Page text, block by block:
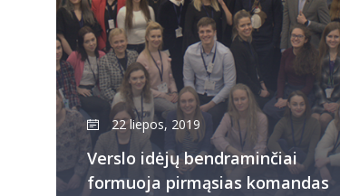
22 liepos, 2019
Verslo idėjų bendraminčiai
formuoja pirmąsias komandas